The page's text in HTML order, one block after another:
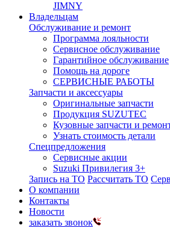
JIMNY
Владельцам
Обслуживание и ремонт
Программа лояльности
Сервисное обслуживание
Гарантийное обслуживание
Помощь на дороге
СЕРВИСНЫЕ РАБОТЫ
Запчасти и аксессуары
Оригинальные запчасти
Продукция SUZUTEC
Кузовные запчасти и
Узнать стоимость детали
Спецпредложения
Сервисные акции
Suzuki Привилегия 3+
Запись на ТО Рассчитать ТО
О компании
Контакты
Новости
заказать звонок